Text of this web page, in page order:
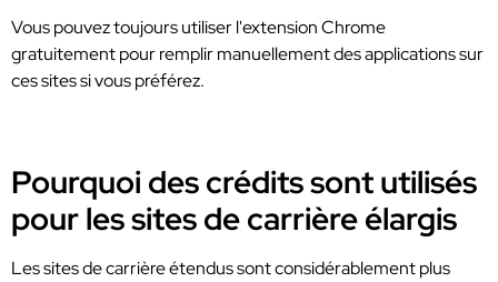
Vous pouvez toujours utiliser l'extension Chrome
gratuitement pour remplir manuellement des applications sur
ces sites si vous préférez.
Pourquoi des crédits sont utilisés
pour les sites de carrière élargis
Les sites de carrière étendus sont considérablement plus